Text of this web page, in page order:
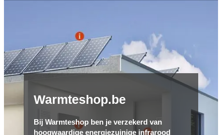
Warmteshop.be
Bij Warmteshop ben je verzekerd van
hoogwaardige energiezuinige infrarood